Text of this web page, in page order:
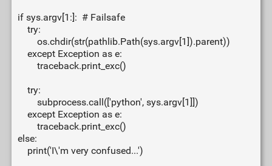
if sys.argv[1:]: # Failsafe
try:
os.chdir(str(pathlib.Path(sys.argv[1]).parent))
except Exception as e:
traceback.print_exc()
try:
subprocess.call(['python', sys.argv[1]])
except Exception as e:
traceback.print_exc()
else:
print('I\'m very confused...')